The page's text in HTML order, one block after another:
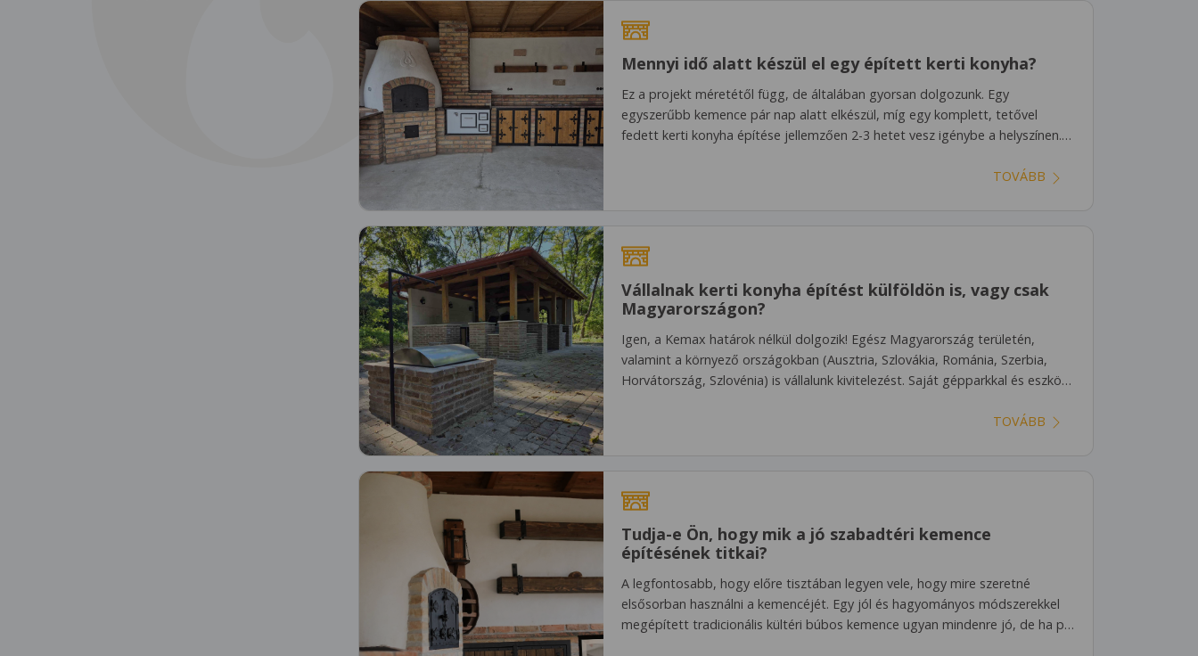
Mennyi idő alatt készül el egy épített kerti konyha?
Ez a projekt méretétől függ, de általában gyorsan dolgozunk. Egy
egyszerűbb kemence pár nap alatt elkészül, míg egy komplett, tetővel
fedett kerti konyha építése jellemzően 2-3 hetet vesz igénybe a helyszínen.…
TOVÁBB
Vállalnak kerti konyha építést külföldön is, vagy csak
Magyarországon?
Igen, a Kemax határok nélkül dolgozik! Egész Magyarország területén,
valamint a környező országokban (Ausztria, Szlovákia, Románia, Szerbia,
Horvátország, Szlovénia) is vállalunk kivitelezést. Saját gépparkkal és eszkö…
TOVÁBB
Tudja-e Ön, hogy mik a jó szabadtéri kemence
építésének titkai?
A legfontosabb, hogy előre tisztában legyen vele, hogy mire szeretné
elsősorban használni a kemencéjét. Egy jól és hagyományos módszerekkel
megépített tradicionális kültéri búbos kemence ugyan mindenre jó, de ha p…